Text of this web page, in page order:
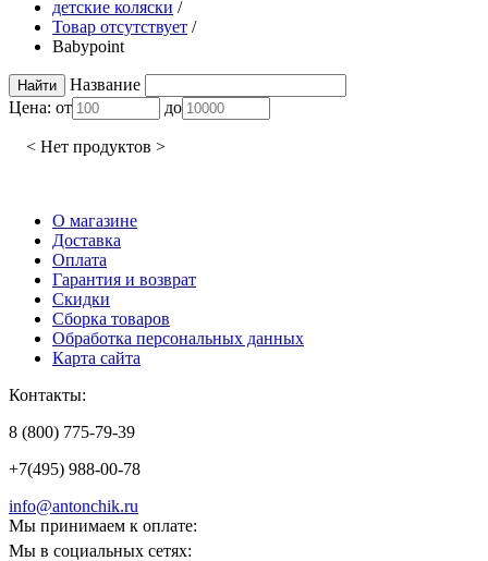
детские коляски /
Товар отсутствует /
Babypoint
Название
Цена: от до
< Нет продуктов >
О магазине
Доставка
Оплата
Гарантия и возврат
Скидки
Сборка товаров
Обработка персональных данных
Карта сайта
Контакты:
8 (800) 775-79-39
+7(495) 988-00-78
info@antonchik.ru
Мы принимаем к оплате:
Мы в социальных сетях: